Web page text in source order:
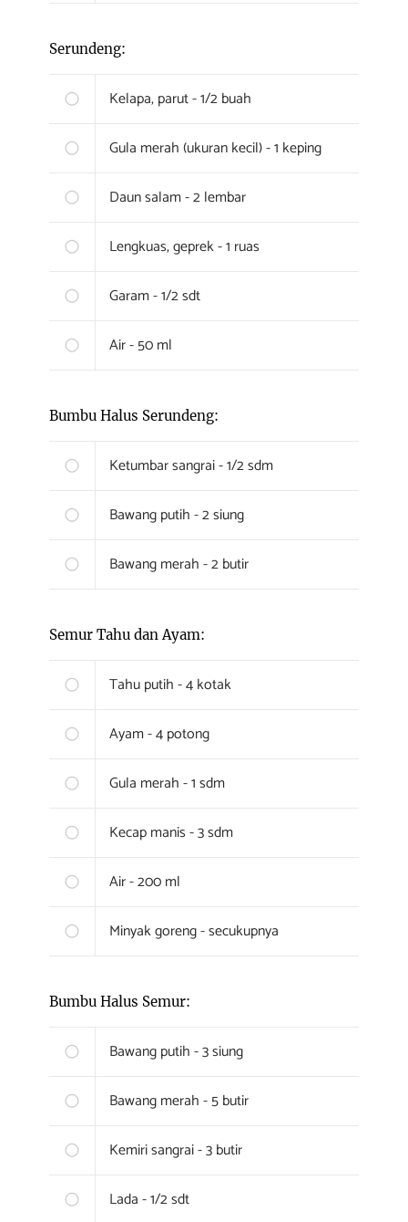
Serundeng:
Kelapa, parut - 1/2 buah
Gula merah (ukuran kecil) - 1 keping
Daun salam - 2 lembar
Lengkuas, geprek - 1 ruas
Garam - 1/2 sdt
Air - 50 ml
Bumbu Halus Serundeng:
Ketumbar sangrai - 1/2 sdm
Bawang putih - 2 siung
Bawang merah - 2 butir
Semur Tahu dan Ayam:
Tahu putih - 4 kotak
Ayam - 4 potong
Gula merah - 1 sdm
Kecap manis - 3 sdm
Air - 200 ml
Minyak goreng - secukupnya
Bumbu Halus Semur:
Bawang putih - 3 siung
Bawang merah - 5 butir
Kemiri sangrai - 3 butir
Lada - 1/2 sdt